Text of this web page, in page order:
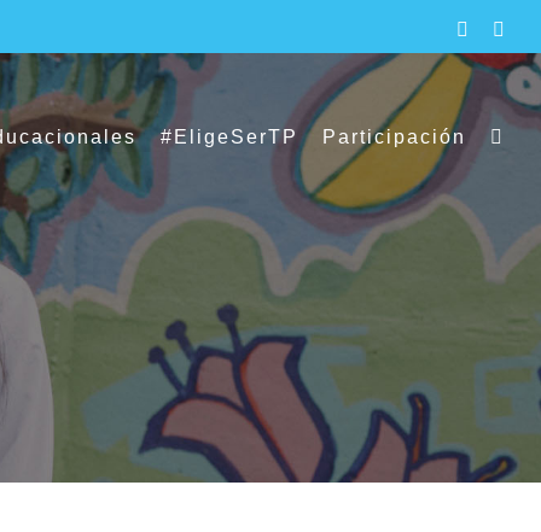
Facebook
#EligeSerTP Participación